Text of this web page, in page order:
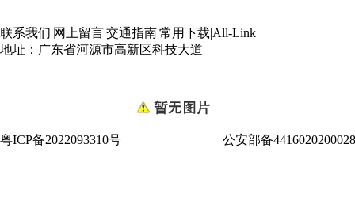
联系我们|网上留言|交通指南|常用下载|All-Link
地址：广东省河源市高新区科技大道
粤ICP备2022093310号 公安部备